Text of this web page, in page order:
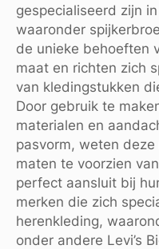
gespecialiseerd zijn
waaronder
de unieke behoeften
maat en richten zich
van kledingstukken
Door gebruik te
materialen en
pasvorm, weten
maten te voorzien
perfect aansluit bij
merken die zich
herenkleding,
onder andere Levi’s